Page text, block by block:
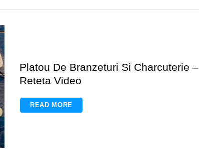
Platou De Branzeturi Si Charcuterie –
Reteta Video
READ MORE